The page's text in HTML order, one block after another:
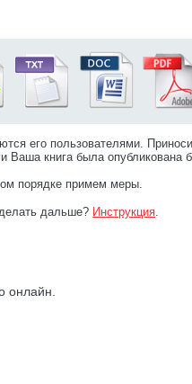
его пользователями.
Ваша книга была опубликована
порядке примем меры.
дальше? Инструкция.
онлайн.